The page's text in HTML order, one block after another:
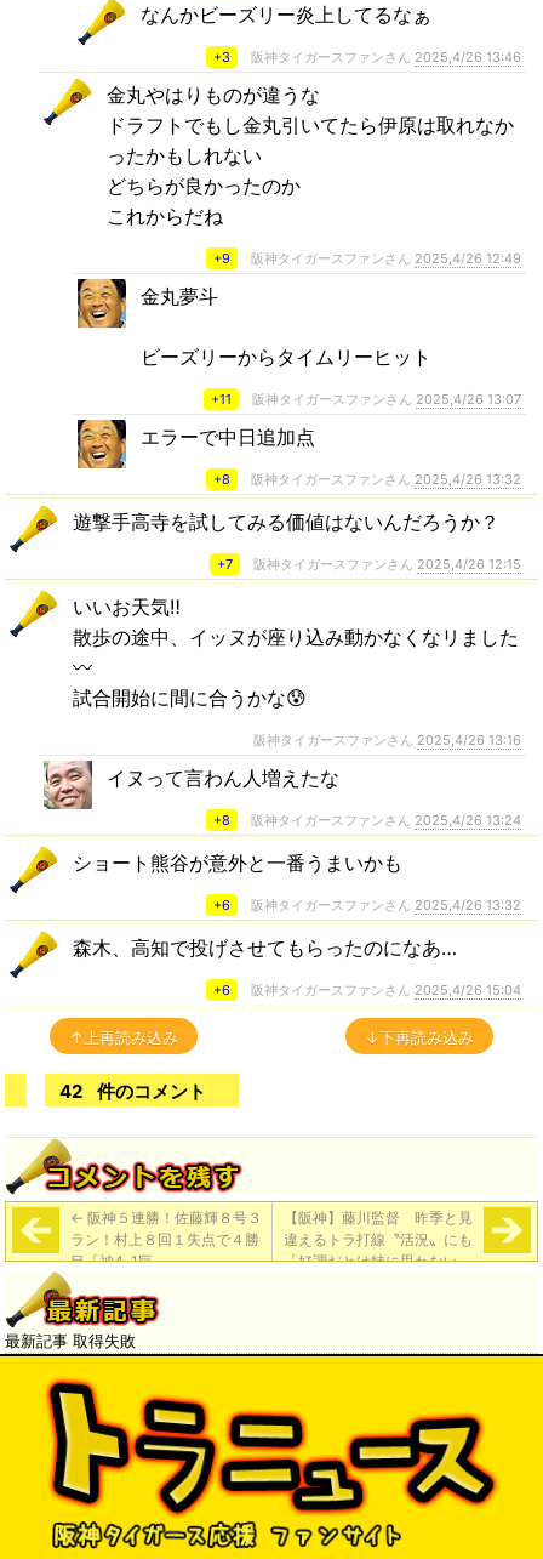
なんかビーズリー炎上してるなぁ
+3 阪神タイガースファンさん 2025,4/26 13:46
金丸やはりものが違うな
ドラフトでもし金丸引いてたら伊原は取れなか
ったかもしれない
どちらが良かったのか
これからだね
+9 阪神タイガースファンさん 2025,4/26 12:49
金丸夢斗
ビーズリーからタイムリーヒット
+11 阪神タイガースファンさん 2025,4/26 13:07
エラーで中日追加点
+8 阪神タイガースファンさん 2025,4/26 13:32
遊撃手高寺を試してみる価値はないんだろうか？
+7 阪神タイガースファンさん 2025,4/26 12:15
いいお天気‼️
散歩の途中、イッヌが座り込み動かなくなリました
〰️
試合開始に間に合うかな😰
阪神タイガースファンさん 2025,4/26 13:16
イヌって言わん人増えたな
+8 阪神タイガースファンさん 2025,4/26 13:24
ショート熊谷が意外と一番うまいかも
+6 阪神タイガースファンさん 2025,4/26 13:32
森木、高知で投げさせてもらったのになあ…
+6 阪神タイガースファンさん 2025,4/26 15:04
↑上再読み込み ↓下再読み込み
42 件のコメント
← 阪神５連勝！佐藤輝８号３
ラン！村上８回１失点で４勝
目「神4-1巨」
【阪神】藤川監督 昨季と見
違えるトラ打線〝活況〟にも
「好調だとは特に思わない」
最新記事 取得失敗